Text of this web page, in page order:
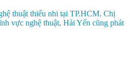
thuật thiếu nhi tại TP.HCM. Chị
vực nghệ thuật, Hải Yến cũng phát